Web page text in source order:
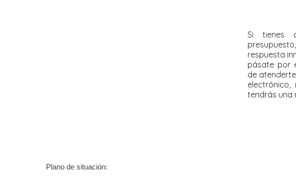
Si tienes
respuesta
pásate por
de
tendrás una
Plano de situación: